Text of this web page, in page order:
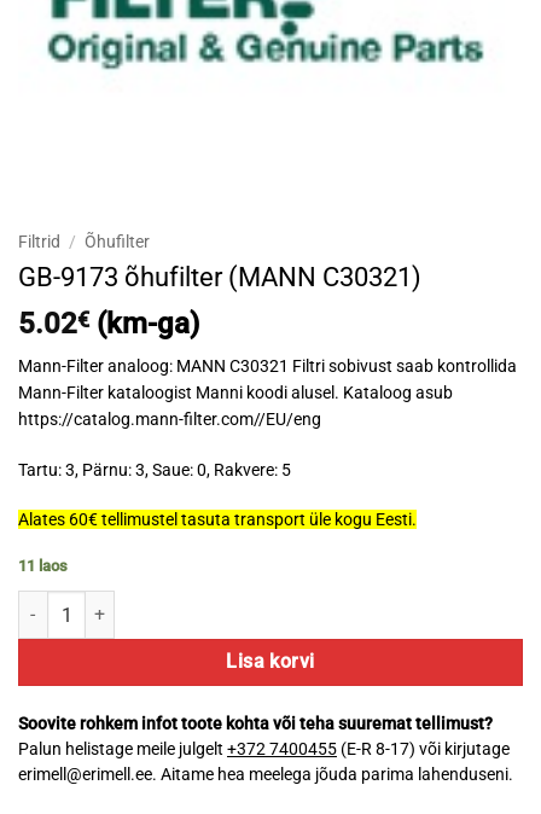
Filtrid / Õhufilter
GB-9173 õhufilter (MANN C30321)
5.02€(km-ga)
Mann-Filter analoog: MANN C30321 Filtri sobivust saab kontrollida
Mann-Filter kataloogist Manni koodi alusel. Kataloog asub
https://catalog.mann-filter.com//EU/eng
Tartu: 3, Pärnu: 3, Saue: 0, Rakvere: 5
Alates 60€ tellimustel tasuta transport üle kogu Eesti.
11 laos
GB-9173 õhufilter (MANN C30321) kogus
Lisa korvi
Soovite rohkem infot toote kohta või teha suuremat tellimust?
Palun helistage meile julgelt +372 7400455 (E-R 8-17) või kirjutage
erimell@erimell.ee. Aitame hea meelega jõuda parima lahenduseni.